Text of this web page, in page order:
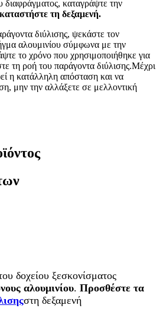
διαφράγματος, καταγράψτε την
τη δεξαμενή.
διύλισης, ψεκάστε τον
αλουμινίου σύμφωνα με την
το χρόνο που χρησιμοποιήθηκε για
τη ροή του παράγοντα διύλισης.Μέχρι
η κατάλληλη απόσταση και να
μην την αλλάξετε σε μελλοντική
δοχείου ξεσκονίσματος
αλουμινίου. Προσθέστε τα
στη δεξαμενή